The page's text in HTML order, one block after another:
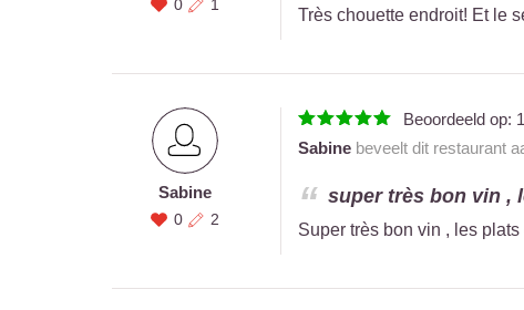
0 1
Très chouette endroit! Et le
Sabine
0 2
Beoordeeld op:
Sabinebeveelt dit restaurant
super très bon vin ,
Super très bon vin , les